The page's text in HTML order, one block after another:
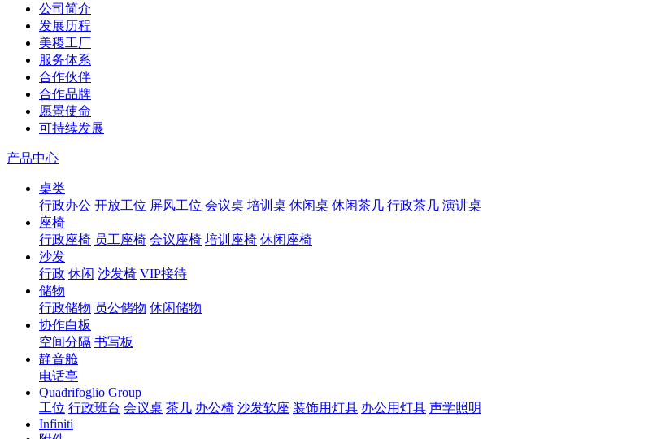
公司简介
发展历程
美稷工厂
服务体系
合作伙伴
合作品牌
愿景使命
可持续发展
产品中心
桌类
行政办公 开放工位 屏风工位 会议桌 培训桌 休闲桌 休闲茶几 行政茶几 演讲桌
座椅
行政座椅 员工座椅 会议座椅 培训座椅 休闲座椅
沙发
行政 休闲 沙发椅 VIP接待
储物
行政储物 员公储物 休闲储物
协作白板
空间分隔 书写板
静音舱
电话亭
Quadrifoglio Group
工位 行政班台 会议桌 茶几 办公椅 沙发软座 装饰用灯具 办公用灯具 声学照明
Infiniti